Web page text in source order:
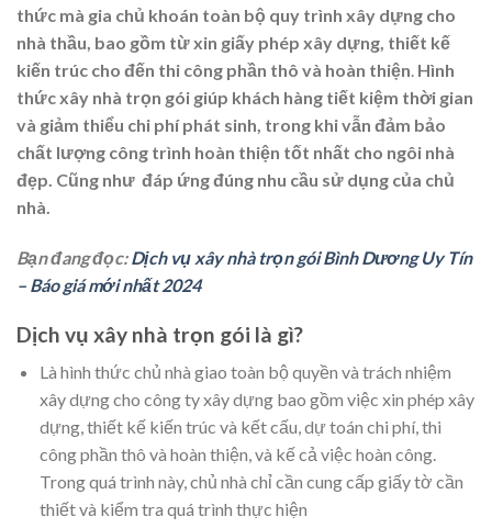
thức mà gia chủ khoán toàn bộ quy trình xây dựng cho
nhà thầu, bao gồm từ xin giấy phép xây dựng, thiết kế
kiến trúc cho đến thi công phần thô và hoàn thiện. Hình
thức xây nhà trọn gói giúp khách hàng tiết kiệm thời gian
và giảm thiểu chi phí phát sinh, trong khi vẫn đảm bảo
chất lượng công trình hoàn thiện tốt nhất cho ngôi nhà
đẹp. Cũng như đáp ứng đúng nhu cầu sử dụng của chủ
nhà.
Bạn đang đọc:Dịch vụ xây nhà trọn gói Bình Dương Uy Tín
– Báo giá mới nhất 2024
Dịch vụ xây nhà trọn gói là gì?
Là hình thức chủ nhà giao toàn bộ quyền và trách nhiệm
xây dựng cho công ty xây dựng bao gồm việc xin phép xây
dựng, thiết kế kiến trúc và kết cấu, dự toán chi phí, thi
công phần thô và hoàn thiện, và kế cả việc hoàn công.
Trong quá trình này, chủ nhà chỉ cần cung cấp giấy tờ cần
thiết và kiểm tra quá trình thực hiện